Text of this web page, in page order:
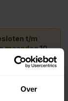
Over
t/m
maandag 10